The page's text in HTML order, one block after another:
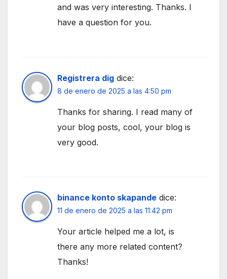
and was very interesting. Thanks. I
have a question for you.
Registrera dig dice:
8 de enero de 2025 a las 4:50 pm
Thanks for sharing. I read many of
your blog posts, cool, your blog is
very good.
binance konto skapande dice:
11 de enero de 2025 a las 11:42 pm
Your article helped me a lot, is
there any more related content?
Thanks!